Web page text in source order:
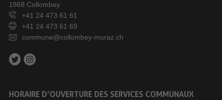
1868 Collombey
+41 24 473 61 61
+41 24 473 61 69
commune@collombey-muraz.ch
HORAIRE D’OUVERTURE DES SERVICES COMMUNAUX